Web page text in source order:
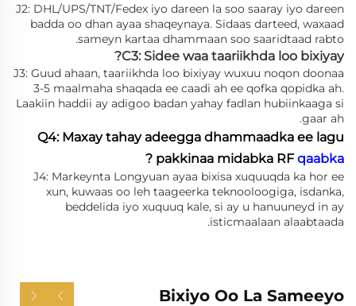
J2: DHL/UPS/TNT/Fedex iyo dareen la soo saaray iyo dareen
badda oo dhan ayaa shaqeynaya. Sidaas darteed, waxaad
sameyn kartaa dhammaan soo saaridtaad rabto.
C3: Sidee waa taariikhda loo bixiyay?
J3: Guud ahaan, taariikhda loo bixiyay wuxuu noqon doonaa
3-5 maalmaha shaqada ee caadi ah ee qofka qopidka ah.
Laakiin haddii ay adigoo badan yahay fadlan hubiinkaaga si
gaar ah.
Q4: Maxay tahay adeegga dhammaadka ee lagu
pakkinaa midabka RFqaabka
?
J4: Markeynta Longyuan ayaa bixisa xuquuqda ka hor ee
xun, kuwaas oo leh taageerka teknooloogiga, isdanka,
beddelida iyo xuquuq kale, si ay u hanuuneyd in ay
isticmaalaan alaabtaada.
Bixiyo Oo La Sameeyo